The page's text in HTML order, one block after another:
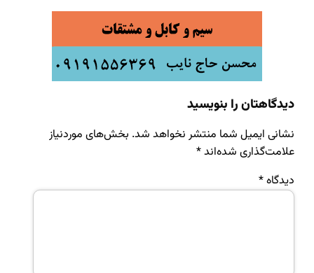
دیدگاهتان را بنویسید
نشانی ایمیل شما منتشر نخواهد شد. بخش‌های موردنیاز
علامت‌گذاری شده‌اند*
دیدگاه*